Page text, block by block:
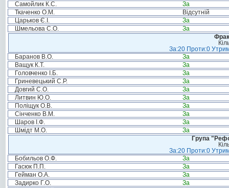
Самойлик К.С.
За
Ткаченко О.М.
Відсутній
Царьков Є.І.
За
Шмельова С.О.
За
За:20 Проти:0
Баранов В.О.
За
Ващук К.Т.
За
Головченко І.Б.
За
Гриневецький С.Р.
За
Довгий С.О.
За
Литвин Ю.О.
За
Поліщук О.В.
За
Сінченко В.М.
За
Шаров І.Ф.
За
Шмідт М.О.
За
Група
За:20 Проти:0
Бобильов О.Ф.
За
Гасюк П.П.
За
Гейман О.А.
За
Задирко Г.О.
За